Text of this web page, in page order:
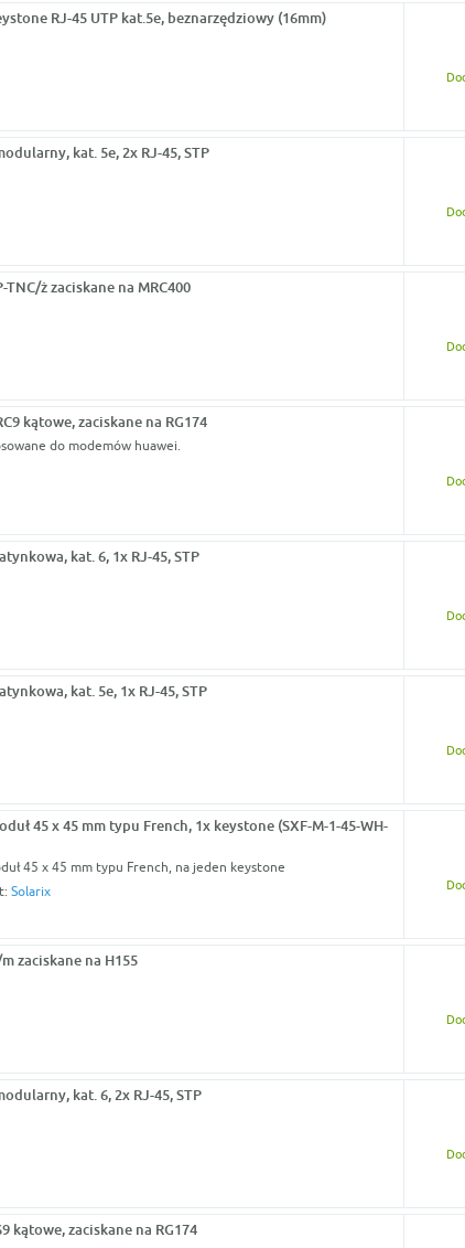
RJ-45 UTP kat.5e, beznarzędziowy (16mm)
kat. 5e, 2x RJ-45, STP
TNC/ż zaciskane na MRC400
kątowe, zaciskane na RG174
do modemów huawei.
kat. 6, 1x RJ-45, STP
kat. 5e, 1x RJ-45, STP
45 x 45 mm typu French, 1x keystone (SXF-M-1-45-WH-
45 x 45 mm typu French, na jeden keystone
Solarix
zaciskane na H155
kat. 6, 2x RJ-45, STP
kątowe, zaciskane na RG174